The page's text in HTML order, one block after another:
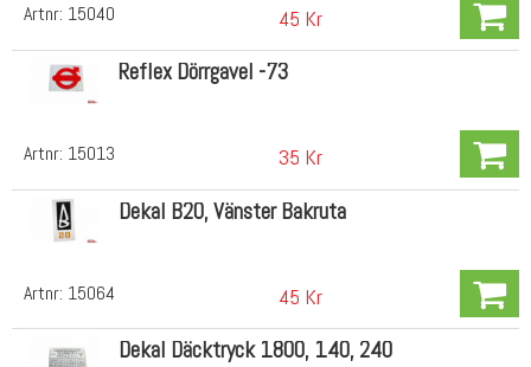
Artnr: 15040 45 Kr
Artnr: 15013
Reflex Dörrgavel -73
35 Kr
Artnr: 15064
Dekal B20, Vänster Bakruta
45 Kr
Dekal Däcktryck 1800, 140, 240